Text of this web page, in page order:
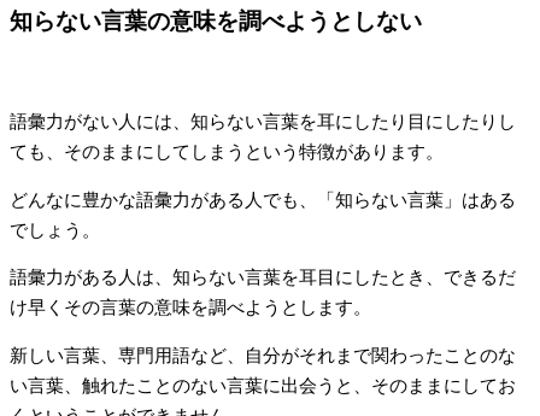
知らない言葉の意味を調べようとしない
語彙力がない人には、知らない言葉を耳にしたり目にしたりし
ても、そのままにしてしまうという特徴があります。
どんなに豊かな語彙力がある人でも、「知らない言葉」はある
でしょう。
語彙力がある人は、知らない言葉を耳目にしたとき、できるだ
け早くその言葉の意味を調べようとします。
新しい言葉、専門用語など、自分がそれまで関わったことのな
い言葉、触れたことのない言葉に出会うと、そのままにしてお